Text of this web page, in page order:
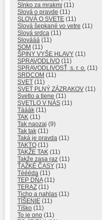
Slnko za mrakmi (11)
Slová o pravde (11)
SLOVÁ O SVETE (11)
Slová šepkané vo vetre (11)
Slová srdca (11)
Slovááá (11)
SOM (11)
ŠPINY VYŠE HLAVY (11)
SPRAVODLIVO (11)
SPRAVODLIVOSŤ, s. r. o. (11)
SRDCOM (11)
SVET (11)
SVET PLNÝ ZÁZRAKOV (11)
Svetlo a tiene (11)
SVETLO V NÁS (11)
Tááák (11)
TAK (11)
Tak naozaj (9)
Tak tak (11)
Taká je pravda (11)
TAKTO (11)
TAKŽE TAK (11)
Takže zasa raz (11)
ŤAŽKÉ ČASY (11)
Téééda (11)
TEP DŇA(11)
TERAZ (11)
Ticho a nahlas (11)
TÍŠENIE (11)
Tíško (11)
To je ono (11)